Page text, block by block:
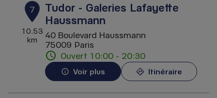
7
10.53
km
Tudor - Galeries Lafayette
Haussmann
40 Boulevard Haussmann
75009 Paris
Ouvert 10:00 - 20:30
Voir plus Itinéraire